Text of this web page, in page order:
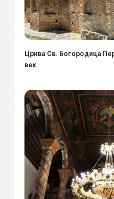
Црква Св. Богородица
век